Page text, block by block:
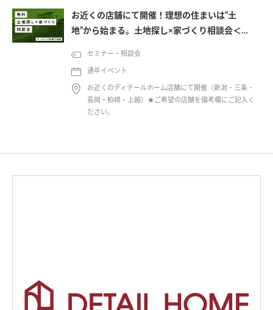
お近くの店舗にて開催！理想の住まいは“土
地”から始まる。土地探し×家づくり相談会＜予
セミナー・相談会
通年イベント
お近くのディテールホーム店舗にて開催（新潟・三条・
長岡・柏崎・上越）★ご希望の店舗を備考欄にご記入く
ださい。